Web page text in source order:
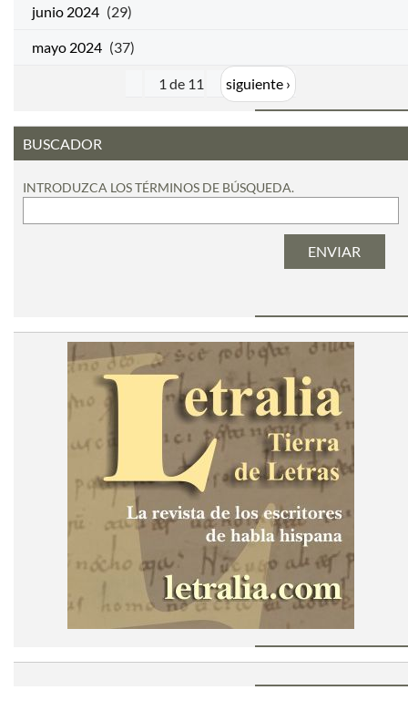
junio 2024 (29)
mayo 2024 (37)
1 de 11 siguiente ›
BUSCADOR
INTRODUZCA LOS TÉRMINOS DE BÚSQUEDA.